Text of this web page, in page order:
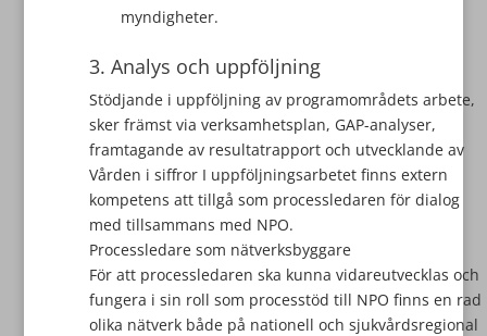
myndigheter.
3. Analys och uppföljning
Stödjande i uppföljning av programområdets arbete,
sker främst via verksamhetsplan, GAP-analyser,
framtagande av resultatrapport och utvecklande av
Vården i siffror I uppföljningsarbetet finns extern
kompetens att tillgå som processledaren för dialog
med tillsammans med NPO.
Processledare som nätverksbyggare
För att processledaren ska kunna vidareutvecklas och
fungera i sin roll som processtöd till NPO finns en rad
olika nätverk både på nationell och sjukvårdsregional